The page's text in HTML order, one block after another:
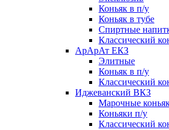
Коньяк в п/у
Коньяк в тубе
Спиртные
Классический
АрАрАт ЕКЗ
Элитные
Коньяк в п/у
Классический
Иджеванский ВКЗ
Марочные
Коньяки п/у
Классический